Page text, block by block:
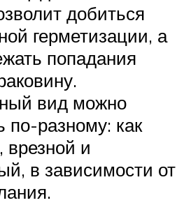
добиться
герметизации, а
попадания
вид можно
по-разному: как
врезной и
в зависимости от